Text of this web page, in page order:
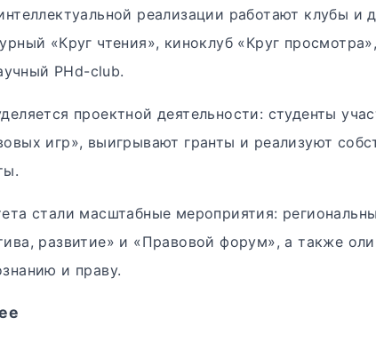
реализации работают клубы и
«Круг чтения», киноклуб «Круг
PHd-club.
проектной деятельности: студенты
игр», выигрывают гранты и реализуют
стали масштабные мероприятия:
развитие» и «Правовой форум», а также
и праву.